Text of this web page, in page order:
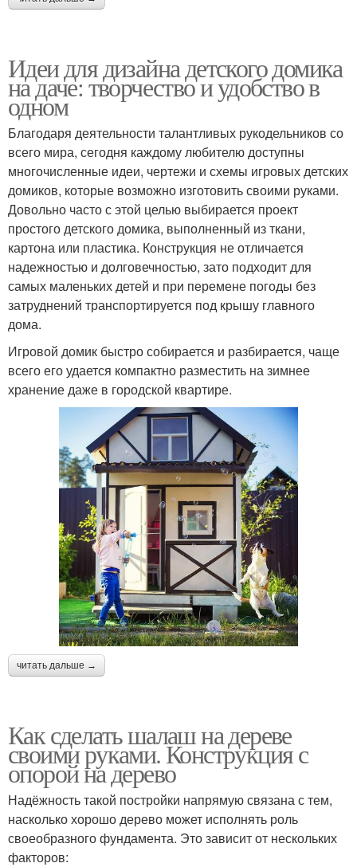
Идеи для дизайна детского домика
на даче: творчество и удобство в
одном
Благодаря деятельности талантливых рукодельников со
всего мира, сегодня каждому любителю доступны
многочисленные идеи, чертежи и схемы игровых детских
домиков, которые возможно изготовить своими руками.
Довольно часто с этой целью выбирается проект
простого детского домика, выполненный из ткани,
картона или пластика. Конструкция не отличается
надежностью и долговечностью, зато подходит для
самых маленьких детей и при перемене погоды без
затруднений транспортируется под крышу главного
дома.
Игровой домик быстро собирается и разбирается, чаще
всего его удается компактно разместить на зимнее
хранение даже в городской квартире.
читать дальше →
Как сделать шалаш на дереве
своими руками. Конструкция с
опорой на дерево
Надёжность такой постройки напрямую связана с тем,
насколько хорошо дерево может исполнять роль
своеобразного фундамента. Это зависит от нескольких
факторов: